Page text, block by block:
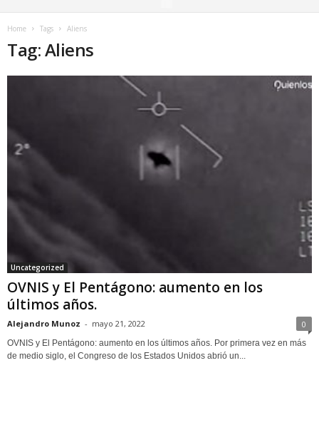
Home Tags Aliens
Tag: Aliens
Uncategorized
OVNIS y El Pentágono: aumento en los
últimos años.
Alejandro Munoz - mayo 21, 2022 0
OVNIS y El Pentágono: aumento en los últimos años. Por primera vez en más
de medio siglo, el Congreso de los Estados Unidos abrió un...